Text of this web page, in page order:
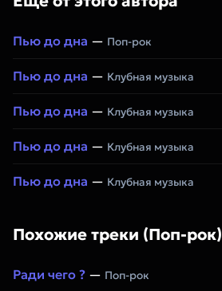
Пью до дна — Поп-рок
Пью до дна — Клубная музыка
Пью до дна — Клубная музыка
Пью до дна — Клубная музыка
Пью до дна — Клубная музыка
Похожие треки (Поп-рок)
Ради чего ? — Поп-рок